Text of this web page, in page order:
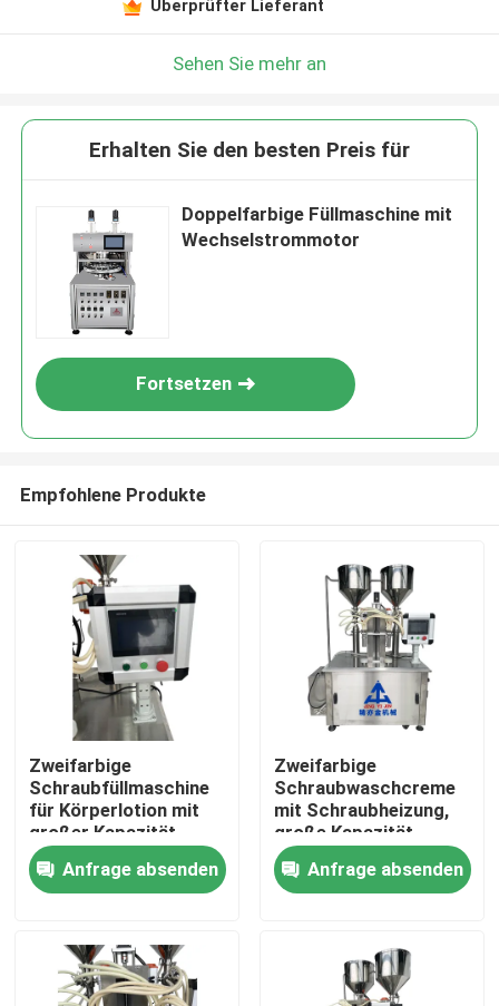
Startseite
Videos
Überprüfter Lieferant
Sehen Sie mehr an
Erhalten Sie den besten Preis für
Doppelfarbige Füllmaschine mit
Wechselstrommotor
Fortsetzen
Empfohlene Produkte
Zweifarbige
Schraubfüllmaschine
für Körperlotion mit
großer Kapazität
Anfrage absenden
Zweifarbige
Schraubwaschcreme
mit Schraubheizung,
große Kapazität
Anfrage absenden